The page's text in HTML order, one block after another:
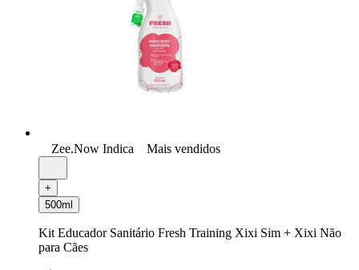
Zee.Now Indica Mais vendidos
+
500ml
Kit Educador Sanitário Fresh Training Xixi Sim + Xixi Não
para Cães